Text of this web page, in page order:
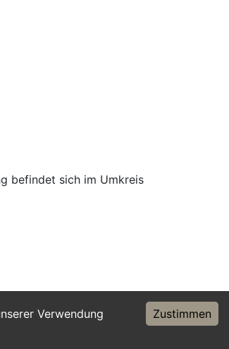
Verwendung
Zustimmen
befindet sich im Umkreis